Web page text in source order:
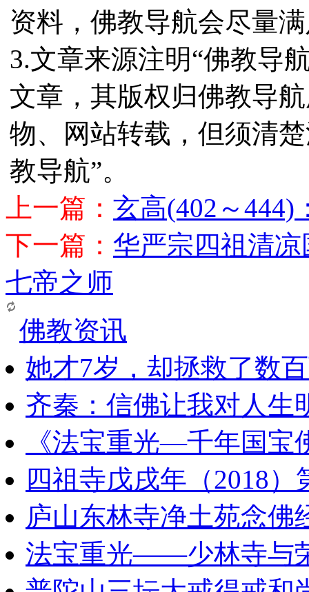
资料，佛教导航会尽量
3.文章来源注明“佛教导
文章，其版权归佛教导
物、网站转载，但须清
教导航”。
上一篇： 玄高(402～444)
下一篇： 华严宗四祖清
七帝之师
佛教资讯
她才7岁，却拯救了数
齐秦：信佛让我对人生
《法宝重光—千年国宝
四祖寺戊戌年（2018
庐山东林寺净土苑念佛
法宝重光——少林寺与